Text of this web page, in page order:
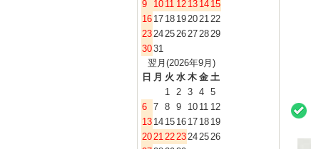
9
10 11 12 13 14 15
16 17 18 19202122
23242526272829
3031
翌月(2026年9月)
日 月 火 水 木 金 土
1 2 3 4 5
6 7 8 9 10 11 12
13 14 15 16 17 18 19
20212223242526